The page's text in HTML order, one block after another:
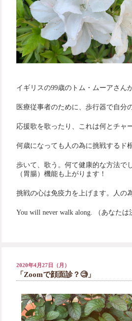
イギリスの99歳のトム・ムーアさん
医療従事者のために、歩行器で自分
応援歌を歌ったり、これは何とチャ
何歳になっても人の為に挑戦するド
歩いて、歌う。何て健康的な方法で
（胃腸）機能も上がります！
挑戦の心は免疫力を上げます。人の
You will never walk along. （あなたは
2020年4月27日（月）
「Zoomで顔面診？🧐」